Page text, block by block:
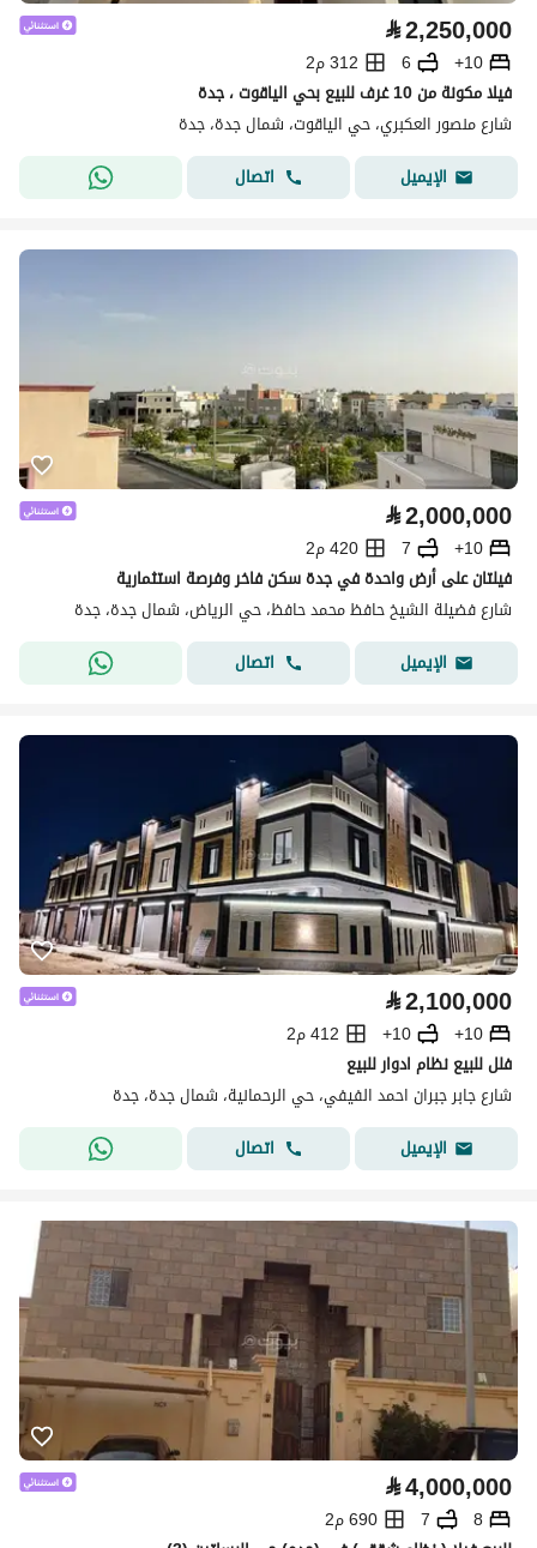
⃁2,250,000
10+
6
312 م2
فيلا مكونة من 10 غرف للبيع بحي الياقوت ، جدة
شارع منصور العكبري، حي الياقوت، شمال جدة، جدة
الإيميل
اتصال
⃁2,000,000
10+
7
420 م2
فيلتان على أرض واحدة في جدة سكن فاخر وفرصة استثمارية
شارع فضيلة الشيخ حافظ محمد حافظ، حي الرياض، شمال جدة، جدة
الإيميل
اتصال
⃁2,100,000
10+
10+
412 م2
فلل للبيع نظام ادوار للبيع
شارع جابر جبران احمد الفيفي، حي الرحمانية، شمال جدة، جدة
الإيميل
اتصال
⃁4,000,000
8
7
690 م2